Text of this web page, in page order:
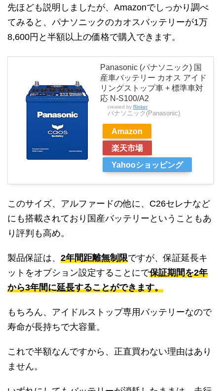
先ほども説明しましたが、Amazonでしっかり調べ
てみると、パナソニックのカオスバッテリーが1万
8,600円と半額以上の価格で購入できます。
Panasonic (パナソニック) 国
産車バッテリー カオス アイド
リングストップ車 + 標準車対
応 N-S100/A2
created by Rinker
パナソニック(Panasonic)
Amazon
楽天市場
Yahooショッピング
このサイズ、アルファードの他に、C26セレナなど
にも搭載されており国産バッテリーということもあ
り評判も高め。
製品保証は、 2年間距離無制限ですが、保証延長キ
ットをオプション設定することにで保証期間を2年
から3年間に延長することができます。
もちろん、アイドルストップ専用バッテリーなので
寿命が長持ちで大容量。
これで半額なんですから、正直買わない理由はあり
ません。